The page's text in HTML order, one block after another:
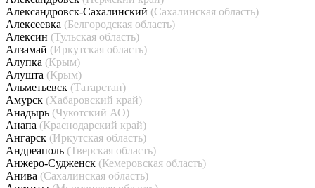
Александровск-Сахалинский (Сахалинская область)
Алексеевка (Белгородская область)
Алексин (Тульская область)
Алзамай (Иркутская область)
Алупка (Крым)
Алушта (Крым)
Альметьевск (Татарстан)
Амурск (Хабаровский край)
Анадырь (Чукотский АО)
Анапа (Краснодарский край)
Ангарск (Иркутская область)
Андреаполь (Тверская область)
Анжеро-Судженск (Кемеровская область)
Анива (Сахалинская область)